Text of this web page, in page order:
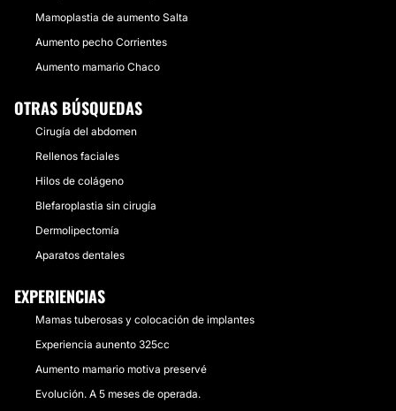
Mamoplastia de aumento Salta
Aumento pecho Corrientes
Aumento mamario Chaco
OTRAS BÚSQUEDAS
Cirugía del abdomen
Rellenos faciales
Hilos de colágeno
Blefaroplastia sin cirugía
Dermolipectomía
Aparatos dentales
EXPERIENCIAS
Mamas tuberosas y colocación de implantes
Experiencia aunento 325cc
Aumento mamario motiva preservé
Evolución. A 5 meses de operada.